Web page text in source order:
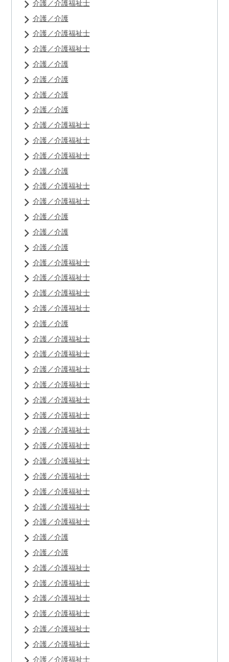
介護／介護福祉士
介護／介護
介護／介護福祉士
介護／介護福祉士
介護／介護
介護／介護
介護／介護
介護／介護
介護／介護福祉士
介護／介護福祉士
介護／介護福祉士
介護／介護
介護／介護福祉士
介護／介護福祉士
介護／介護
介護／介護
介護／介護
介護／介護福祉士
介護／介護福祉士
介護／介護福祉士
介護／介護福祉士
介護／介護
介護／介護福祉士
介護／介護福祉士
介護／介護福祉士
介護／介護福祉士
介護／介護福祉士
介護／介護福祉士
介護／介護福祉士
介護／介護福祉士
介護／介護福祉士
介護／介護福祉士
介護／介護福祉士
介護／介護福祉士
介護／介護福祉士
介護／介護
介護／介護
介護／介護福祉士
介護／介護福祉士
介護／介護福祉士
介護／介護福祉士
介護／介護福祉士
介護／介護福祉士
介護／介護福祉士